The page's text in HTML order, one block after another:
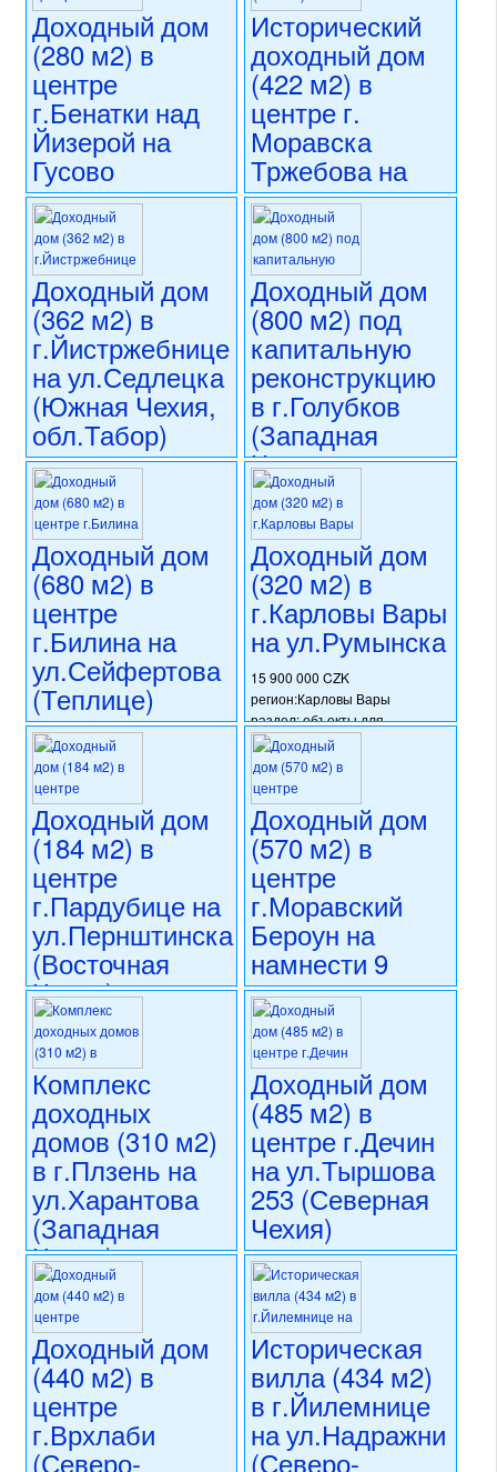
номер объекта:20772
Доходный дом
(280 м2) в
центре
г.Бенатки над
Йизерой на
Гусово
намнести
(Центральная
Чехия)
14 900 000 CZK
регион:Центральная Чехия
раздел: объекты для
коммерческого использования
состояние: требуется
капитальная реконструкция
номер объекта:
20733
Исторический
доходный дом
(422 м2) в
центре г.
Моравска
Тржебова на
намнести
Т.Г.Масарика
(Восточная
Чехия)
15 950 000 CZK
регион:Восточная Чехия
раздел: объекты для
коммерческого использования
состояние: стандарт
номер объекта:20720
Доходный дом
(362 м2) в
г.Йистржебнице
на ул.Седлецка
(Южная Чехия,
обл.Табор)
16 900 000 CZK
регион:Южная Чехия
раздел: объекты для
коммерческого использования
состояние: новостройка
номер объекта: 20714
Доходный дом
(800 м2) под
капитальную
реконструкцию
в г.Голубков
(Западная
Чехия,
обл.Рокицаны)
12 500 000 CZK
регион:Западная Чехия
раздел: объекты для
коммерческого использования
состояние: требуется
капитальная реконструкция
номер объекта: 20694
Доходный дом
(680 м2) в
центре
г.Билина на
ул.Сейфертова
(Теплице)
16 350 000 CZK
регион:Теплице
раздел: объекты для
коммерческого использования
состояние: стандарт
номер объекта: 20653
Доходный дом
(320 м2) в
г.Карловы Вары
на ул.Румынска
15 900 000 CZK
регион:Карловы Вары
раздел: объекты для
коммерческого использования
состояние: стандарт
номер объекта:
Доходный дом
(184 м2) в
центре
г.Пардубице на
ул.Пернштинска
(Восточная
Чехия)
12 900 000 CZK
регион:Восточная Чехия
раздел: объекты для
коммерческого использования
состояние: стандарт
номер объекта:20645
Доходный дом
(570 м2) в
центре
г.Моравский
Бероун на
намнести 9
кветна
(Северная
Моравия)
13 900 000 CZK
регион:Северная Моравия
раздел: объекты для
коммерческого использования
состояние: стандарт
номер объекта:20643
Комплекс
доходных
домов (310 м2)
в г.Плзень на
ул.Харантова
(Западная
Чехия)
17 500 000 CZK
регион:Западная Чехия
раздел: объекты для
коммерческого использования
состояние: стандарт
номер объекта:
Доходный дом
(485 м2) в
центре г.Дечин
на ул.Тыршова
253 (Северная
Чехия)
17 500 000 CZK
регион:Северная Чехия
раздел: объекты для
коммерческого использования
состояние: стандарт
номер объекта: 20617
Доходный дом
(440 м2) в
центре
г.Врхлаби
(Северо-
Историческая
вилла (434 м2)
в г.Йилемнице
на ул.Надражни
(Северо-